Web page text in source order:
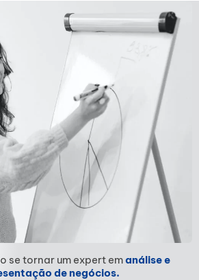
do Problema 3:26
das Recomendações 7:42
Aprender Mais 11:07
se tornar um expert emanálise e
de negócios.